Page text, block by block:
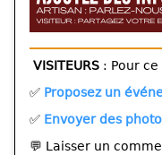
VISITEURS : Pour
✅ Proposez un
✅ Envoyer des
💬 Laisser un